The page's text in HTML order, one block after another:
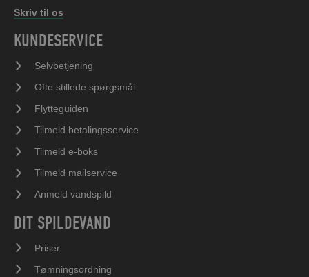
Skriv til os
KUNDESERVICE
Selvbetjening
Ofte stillede spørgsmål
Flytteguiden
Tilmeld betalingsservice
Tilmeld e-boks
Tilmeld mailservice
Anmeld vandspild
DIT SPILDEVAND
Priser
Tømningsordning